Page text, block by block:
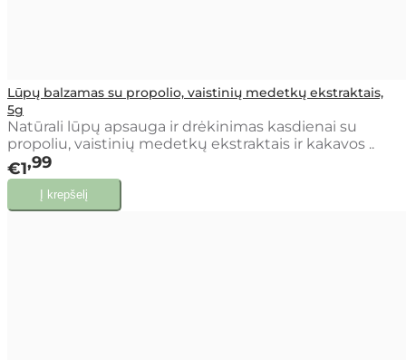
Lūpų balzamas su propolio, vaistinių medetkų ekstraktais,
5g
Natūrali lūpų apsauga ir drėkinimas kasdienai su
propoliu, vaistinių medetkų ekstraktais ir kakavos ..
€1 99